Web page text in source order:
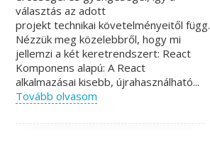
választás az adott
projekt technikai követelményeitől függ.
Nézzük meg közelebbről, hogy mi
jellemzi a két keretrendszert: React
Komponens alapú: A React
alkalmazásai kisebb, újrahasználható...
Tovább olvasom